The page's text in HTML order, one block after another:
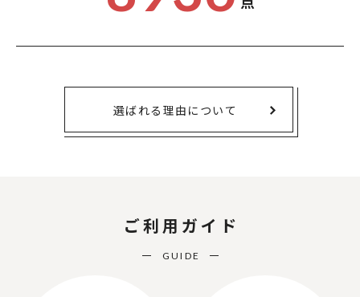
選ばれる理由について
ご利用ガイド
GUIDE